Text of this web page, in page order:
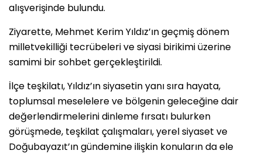
alışverişinde bulundu.
Ziyarette, Mehmet Kerim Yıldız’ın geçmiş dönem
milletvekilliği tecrübeleri ve siyasi birikimi üzerine
samimi bir sohbet gerçekleştirildi.
İlçe teşkilatı, Yıldız’ın siyasetin yanı sıra hayata,
toplumsal meselelere ve bölgenin geleceğine dair
değerlendirmelerini dinleme fırsatı bulurken
görüşmede, teşkilat çalışmaları, yerel siyaset ve
Doğubayazıt’ın gündemine ilişkin konuların da ele